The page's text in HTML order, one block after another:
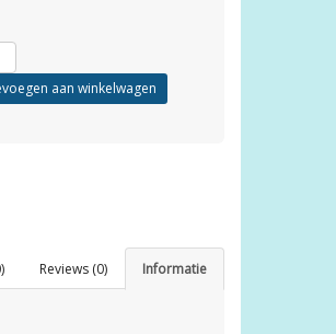
aan winkelwagen
Informatie
Reviews (0)